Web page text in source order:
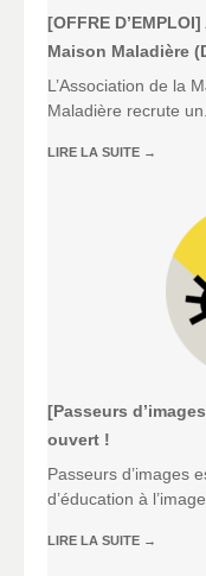
[OFFRE
Maison Maladière
L’Association de la
Maladière recrute
LIRE LA SUITE →
[Passeurs
ouvert !
Passeurs d’images
d’éducation à
LIRE LA SUITE →